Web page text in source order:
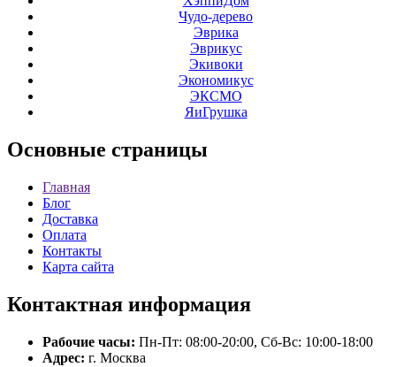
Чудо-дерево
Эврика
Эврикус
Экивоки
Экономикус
ЭКСМО
ЯиГрушка
Основные страницы
Главная
Блог
Доставка
Оплата
Контакты
Карта сайта
Контактная информация
Рабочие часы: Пн-Пт: 08:00-20:00, Сб-Вс: 10:00-18:00
Адрес: г. Москва